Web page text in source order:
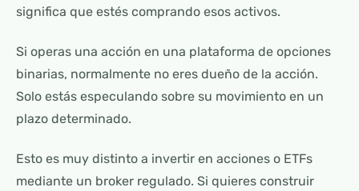
significa que estés comprando esos activos.
Si operas una acción en una plataforma de opciones
binarias, normalmente no eres dueño de la acción.
Solo estás especulando sobre su movimiento en un
plazo determinado.
Esto es muy distinto a invertir en acciones o ETFs
mediante un broker regulado. Si quieres construir